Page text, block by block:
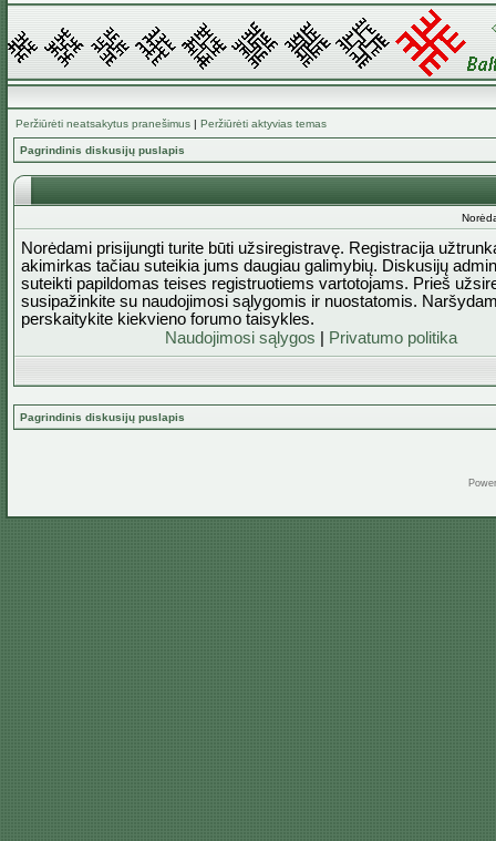
Peržiūrėti neatsakytus pranešimus | Peržiūrėti aktyvias temas
Pagrindinis diskusijų puslapis
Norėdami prisijungti turite būti užsiregistravę. Registracija
akimirkas tačiau suteikia jums daugiau galimybių. Diskusijų
suteikti papildomas teises registruotiems vartotojams. Prieš
susipažinkite su naudojimosi sąlygomis ir nuostatomis.
perskaitykite kiekvieno forumo taisykles.
Naudojimosi sąlygos
Privatumo politika
Pagrindinis diskusijų puslapis